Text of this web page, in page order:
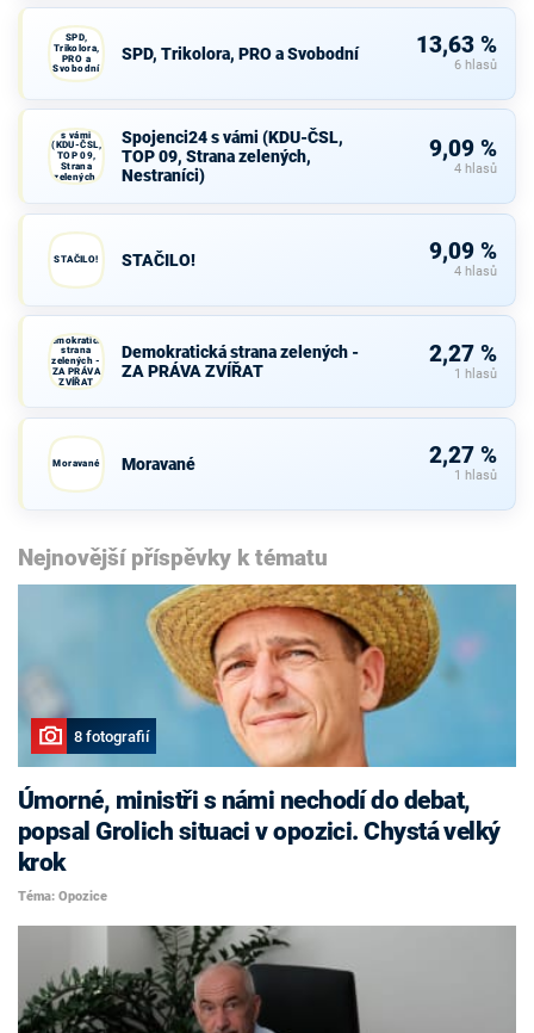
SPD,
Trikolora,
PRO a
Svobodní
SPD, Trikolora, PRO a Svobodní 13,63 %
6 hlasů
s vámi
(KDU-ČSL,
TOP 09,
Strana
zelených,
Nestraníci)
Spojenci24 s vámi (KDU-ČSL,
TOP 09, Strana zelených,
Nestraníci)
9,09 %
4 hlasů
STAČILO! STAČILO! 9,09 %
4 hlasů
Demokratická
strana
zelených -
ZA PRÁVA
ZVÍŘAT
Demokratická strana zelených -
ZA PRÁVA ZVÍŘAT
2,27 %
1 hlasů
Moravané Moravané 2,27 %
1 hlasů
Nejnovější příspěvky k tématu
8 fotografií
Úmorné, ministři s námi nechodí do debat,
popsal Grolich situaci v opozici. Chystá velký
krok
Téma: Opozice